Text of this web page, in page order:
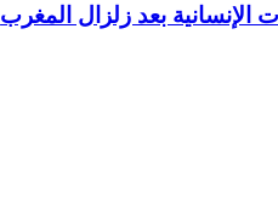
بعد زلزال المغرب